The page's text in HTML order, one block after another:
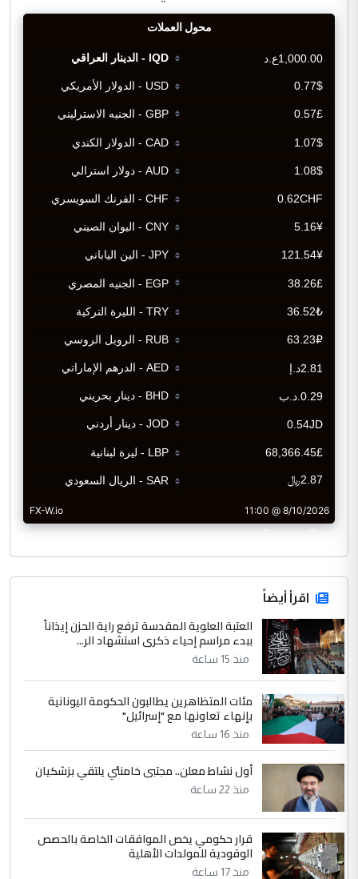
CurrencyRate
اقرأ أيضاً
العتبة العلوية المقدسة ترفع راية الحزن إيذاناً
ببدء مراسم إحياء ذكرى استشهاد الر...
منذ 15 ساعة
مئات المتظاهرين يطالبون الحكومة اليونانية
بإنهاء تعاونها مع "إسرائيل"
منذ 16 ساعة
أول نشاط معلن.. مجتبى خامنئي يلتقي بزشكيان
منذ 22 ساعة
قرار حكومي يخص الموافقات الخاصة بالحصص
الوقودية للمولدات الأهلية
منذ 17 ساعة